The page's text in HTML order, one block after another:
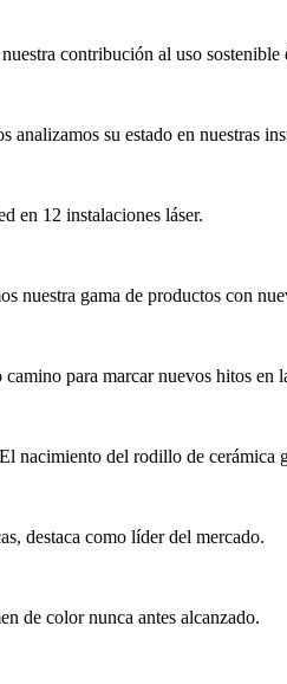
contribución al uso sostenible
su estado en nuestras
en 12 instalaciones láser.
nuestra gama de productos con
para marcar nuevos hitos en
nacimiento del rodillo de cerámica
destaca como líder del mercado.
de color nunca antes alcanzado.